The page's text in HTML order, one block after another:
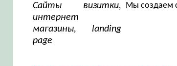
Сайты визитки,
интернет
магазины, landing
page
Мы создаем